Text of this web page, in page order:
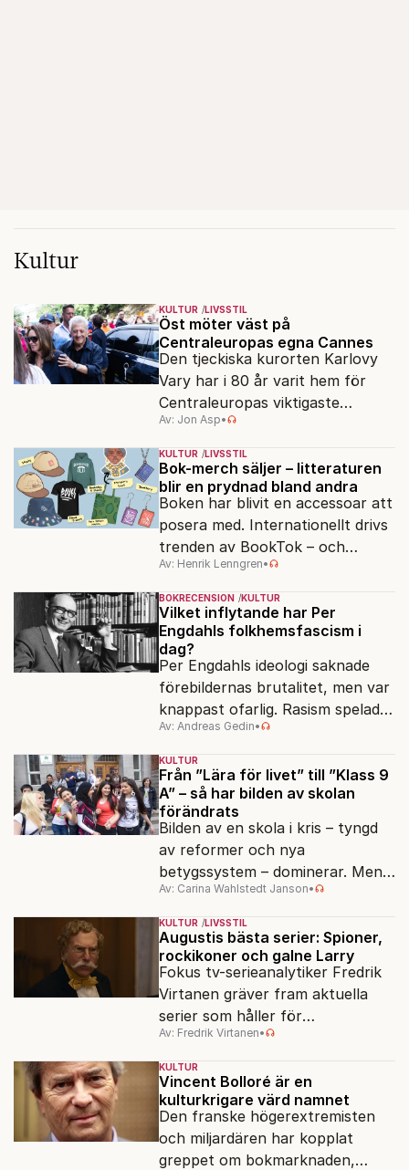
Kultur
KULTUR LIVSSTIL
Öst möter väst på
Centraleuropas egna Cannes
Den tjeckiska kurorten Karlovy
Vary har i 80 år varit hem för
Centraleuropas viktigaste
filmfestival – en plats där
Hollywoodglans möter
egensinnighet.
Av: Jon Asp•
KULTUR LIVSSTIL
Bok-merch säljer – litteraturen
blir en prydnad bland andra
Boken har blivit en accessoar att
posera med. Internationellt drivs
trenden av BookTok – och
förlagen följer efter.
Av: Henrik Lenngren•
BOKRECENSION KULTUR
Vilket inflytande har Per
Engdahls folkhemsfascism i
dag?
Per Engdahls ideologi saknade
förebildernas brutalitet, men var
knappast ofarlig. Rasism spelades
ned i förmån för "kultur". Känns
det igen?
Av: Andreas Gedin•
KULTUR
Från ”Lära för livet” till ”Klass 9
A” – så har bilden av skolan
förändrats
Bilden av en skola i kris – tyngd
av reformer och nya
betygssystem – dominerar. Men
vem äger berättelsen om skolan?
Av: Carina Wahlstedt Janson•
KULTUR LIVSSTIL
Augustis bästa serier: Spioner,
rockikoner och galne Larry
Fokus tv-serieanalytiker Fredrik
Virtanen gräver fram aktuella
serier som håller för
augustisoffan – när
sensommarmörkret smyger sig
på och tv-utbudet blir din bästa
vän.
Av: Fredrik Virtanen•
KULTUR
Vincent Bolloré är en
kulturkrigare värd namnet
Den franske högerextremisten
och miljardären har kopplat
greppet om bokmarknaden,